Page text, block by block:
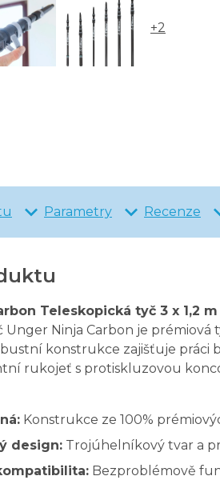
+2
Parametry Recenze
Teleskopická tyč 3 x 1,2 m
Unger Ninja Carbon je
konstrukce zajišťuje práci
rukojeť s protiskluzovou
Konstrukce ze 100%
design: Trojúhelníkový tvar a
Bezproblémově